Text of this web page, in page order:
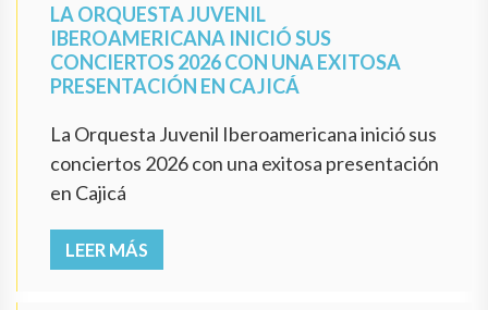
LA ORQUESTA JUVENIL
IBEROAMERICANA INICIÓ SUS
CONCIERTOS 2026 CON UNA EXITOSA
PRESENTACIÓN EN CAJICÁ
La Orquesta Juvenil Iberoamericana inició sus
conciertos 2026 con una exitosa presentación
en Cajicá
LEER MÁS